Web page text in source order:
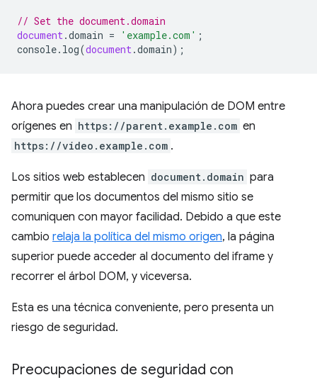
// Set the document.domain
document.domain = 'example.com' ;
console. log(document.domain);
Ahora puedes crear una manipulación de DOM entre
orígenes en https://parent.example.com en
https://video.example.com .
Los sitios web establecen document.domain para
permitir que los documentos del mismo sitio se
comuniquen con mayor facilidad. Debido a que este
cambio relaja la política del mismo origen, la página
superior puede acceder al documento del iframe y
recorrer el árbol DOM, y viceversa.
Esta es una técnica conveniente, pero presenta un
riesgo de seguridad.
Preocupaciones de seguridad con